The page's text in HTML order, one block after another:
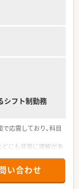
シフト制勤務
応需しており、科目
にも非常に理解があ
医療機関から処方箋
ことが可能です。
い合わせ